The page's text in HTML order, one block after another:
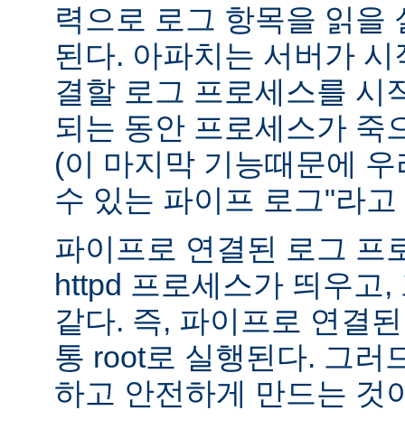
력으로 로그 항목을 읽을
된다. 아파치는 서버가
결할 로그 프로세스를 시
되는 동안 프로세스가 죽
(이 마지막 기능때문에
수 있는 파이프 로그"라
파이프로 연결된 로그 프
httpd 프로세스가 띄우고
같다. 즉, 파이프로 연결
통 root로 실행된다. 그러
하고 안전하게 만드는 것